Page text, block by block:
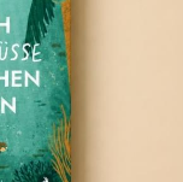
war im Jahr 1996.
lang im